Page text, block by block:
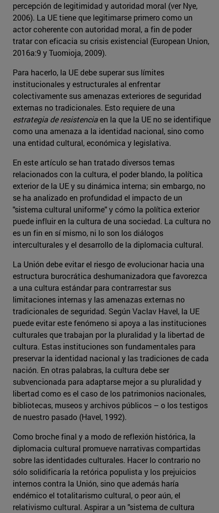
percepción de legitimidad y autoridad moral (ver Nye,
2006). La UE tiene que legitimarse primero como un
actor coherente con autoridad moral, a fin de poder
tratar con eficacia su crisis existencial (European Union,
2016a:9 y Tuomioja, 2009).
Para hacerlo, la UE debe superar sus límites
institucionales y estructurales al enfrentar
colectivamente sus amenazas exteriores de seguridad
externas no tradicionales. Esto requiere de una
estrategia de resistenciaen la que la UE no se identifique
como una amenaza a la identidad nacional, sino como
una entidad cultural, económica y legislativa.
En este artículo se han tratado diversos temas
relacionados con la cultura, el poder blando, la política
exterior de la UE y su dinámica interna; sin embargo, no
se ha analizado en profundidad el impacto de un
"sistema cultural uniforme" y cómo la política exterior
puede influir en la cultura de una sociedad. La cultura no
es un fin en sí mismo, ni lo son los diálogos
interculturales y el desarrollo de la diplomacia cultural.
La Unión debe evitar el riesgo de evolucionar hacia una
estructura burocrática deshumanizadora que favorezca
a una cultura estándar para contrarrestar sus
limitaciones internas y las amenazas externas no
tradicionales de seguridad. Según Vaclav Havel, la UE
puede evitar este fenómeno si apoya a las instituciones
culturales que trabajan por la pluralidad y la libertad de
cultura. Estas instituciones son fundamentales para
preservar la identidad nacional y las tradiciones de cada
nación. En otras palabras, la cultura debe ser
subvencionada para adaptarse mejor a su pluralidad y
libertad como es el caso de los patrimonios nacionales,
bibliotecas, museos y archivos públicos – o los testigos
de nuestro pasado (Havel, 1992).
Como broche final y a modo de reflexión histórica, la
diplomacia cultural promueve narrativas compartidas
sobre las identidades culturales. Hacer lo contrario no
sólo solidificaría la retórica populista y los prejuicios
internos contra la Unión, sino que además haría
endémico el totalitarismo cultural, o peor aún, el
relativismo cultural. Aspirar a un "sistema de cultura